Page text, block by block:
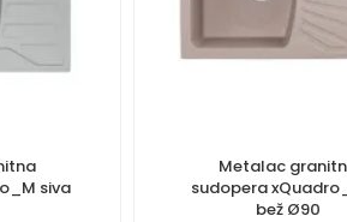
siva
Metalac
sudopera
bež Ø90